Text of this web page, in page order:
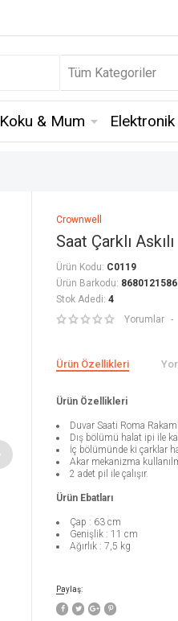
Koku & Mum Elektronik
Crownwell
Saat Çarklı Askılı
Ürün Kodu: C0119
Ürün Barkodu:
Stok Adedi: 4
Yorumlar
Ürün Özellikleri
Ürün Özellikleri
Duvar Saati Roma
Dış bölümü halat ipi ile
İç bölümünde ki çarklar
Akar mekanizma
2 adet pil ile çalışır.
Ürün Ebatları
Çap : 63 cm
Genişlik : 11 cm
Ağırlık : 7,5 kg
Paylaş: